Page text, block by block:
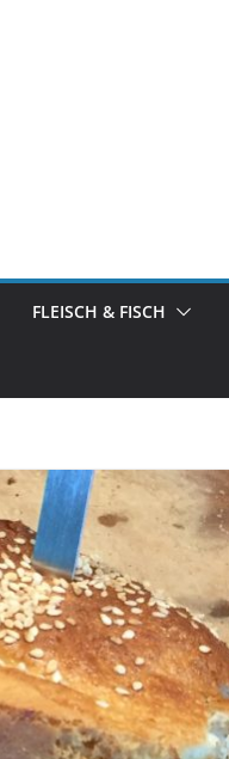
FLEISCH & FISCH